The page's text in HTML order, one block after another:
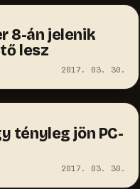
8-án jelenik
lesz
2017. 03. 30.
tényleg jön PC-
2017. 03. 30.